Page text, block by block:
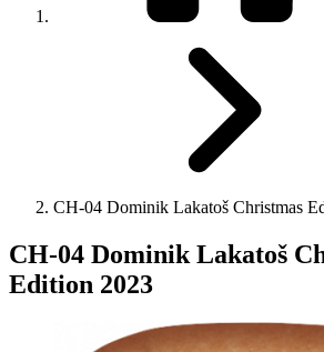
CH-04 Dominik Lakatoš Christmas
CH-04 Dominik Lakatoš
Edition 2023